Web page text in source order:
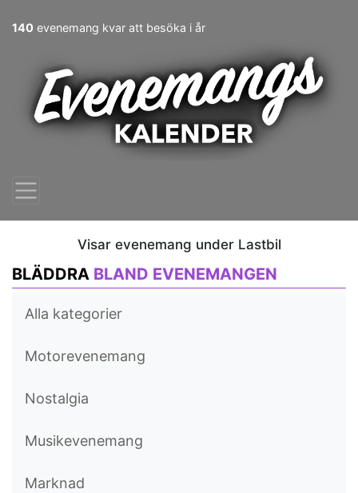
140 evenemang kvar att besöka i år
Visar evenemang under Lastbil
BLÄDDRA BLAND EVENEMANGEN
Alla kategorier
Motorevenemang
Nostalgia
Musikevenemang
Marknad